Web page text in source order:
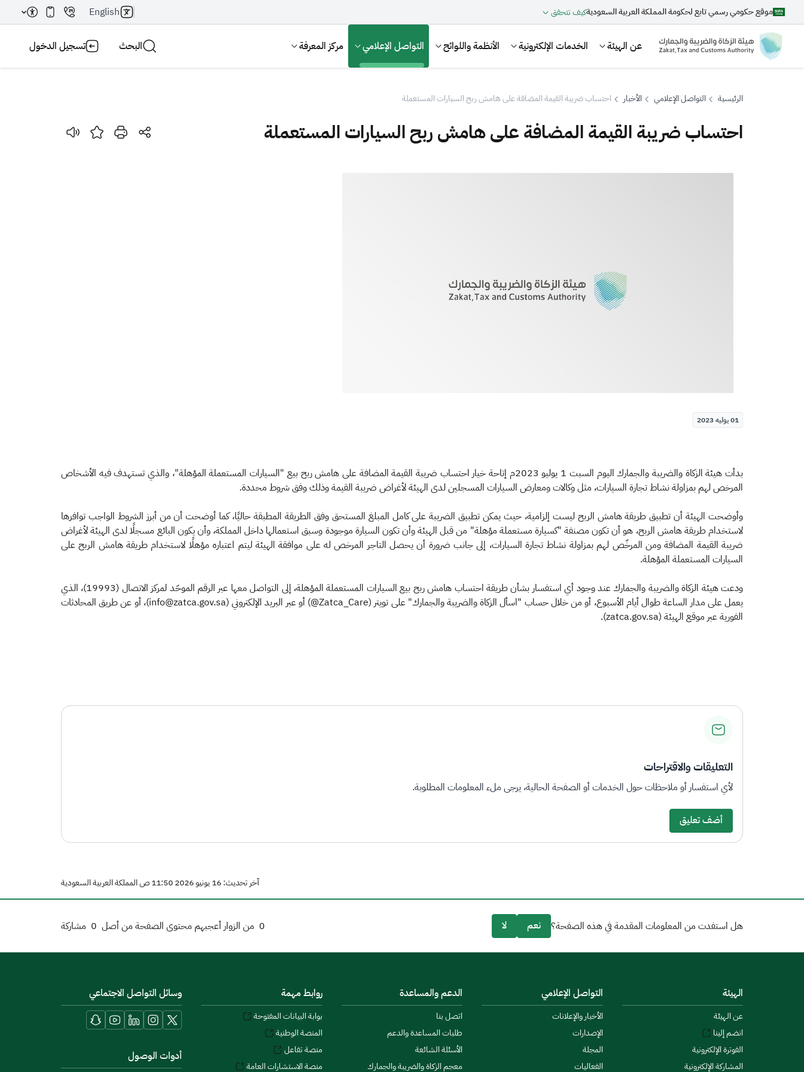
موقع حكومي رسمي تابع لحكومة المملكة العربية السعوديةكيف تتحقق English
عن الهيئة الخدمات الإلكترونية الأنظمة واللوائح التواصل الإعلامي مركز المعرفة البحث تسجيل الدخول
بحث
الرئيسية التواصل الإعلامي الأخبار احتساب ضريبة القيمة المضافة على هامش ربح السيارات المستعملة
احتساب ضريبة القيمة المضافة على هامش ربح السيارات المستعملة
01 يوليه 2023
بدأت هيئة الزكاة والضريبة والجمارك اليوم السبت 1 يوليو 2023م إتاحة خيار احتساب ضريبة القيمة المضافة على هامش ربح بيع "السيارات المستعملة المؤهلة"، والذي تستهدف فيه الأشخاص
المرخص لهم بمزاولة نشاط تجارة السيارات، مثل وكالات ومعارض السيارات المسجلين لدى الهيئة لأغراض ضريبة القيمة وذلك وفق شروط محددة.
وأوضحت الهيئة أن تطبيق طريقة هامش الربح ليست إلزامية، حيث يمكن تطبيق الضريبة على كامل المبلغ المستحق وفق الطريقة المطبقة حاليًا، كما أوضحت أن من أبرز الشروط الواجب توافرها
لاستخدام طريقة هامش الربح، هو أن تكون مصنفة "كسيارة مستعملة مؤهلة" من قبل الهيئة وأن تكون السيارة موجودة وسبق استعمالها داخل المملكة، وأن يكون البائع مسجلًا لدى الهيئة لأغراض
ضريبة القيمة المضافة ومن المرخّص لهم بمزاولة نشاط تجارة السيارات، إلى جانب ضرورة أن يحصل التاجر المرخص له على موافقة الهيئة ليتم اعتباره مؤهلًا لاستخدام طريقة هامش الربح على
السيارات المستعملة المؤهلة.
ودعت هيئة الزكاة والضريبة والجمارك عند وجود أي استفسار بشأن طريقة احتساب هامش ربح بيع السيارات المستعملة المؤهلة، إلى التواصل معها عبر الرقم الموحّد لمركز الاتصال (19993)، الذي
يعمل على مدار الساعة طوال أيام الأسبوع، أو من خلال حساب "اسأل الزكاة والضريبة والجمارك" على تويتر (Zatca_Care@) أو عبر البريد الإلكتروني (info@zatca.gov.sa)، أو عن طريق المحادثات
الفورية عبر موقع الهيئة (zatca.gov.sa).​
التعليقات والاقتراحات
لأي استفسار أو ملاحظات حول الخدمات أو الصفحة الحالية، يرجى ملء المعلومات المطلوبة.
أضف تعليق
آخر تحديث: 16 يونيو 2026 11:50 ص المملكة العربية السعودية
0 من الزوار أعجبهم محتوى الصفحة من أصل 0 مشاركة هل استفدت من المعلومات المقدمة في هذه الصفحة؟ نعم لا
الهيئة
عن الهيئة
انضم إلينا
الفوترة الإلكترونية
المشاركة الإلكترونية
التواصل الإعلامي
الأخبار والإعلانات
الإصدارات
المجلة
الفعاليات
الدعم والمساعدة
اتصل بنا
طلبات المساعدة والدعم
الأسئلة الشائعة
معجم الزكاة والضريبة والجمارك
روابط مهمة
بوابة البيانات المفتوحة
المنصة الوطنية
منصة تفاعل
منصة الاستشارات العامة
وسائل التواصل الاجتماعي
أدوات الوصول